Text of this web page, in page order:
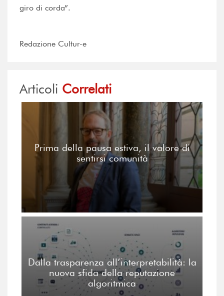
giro di corda”.
Redazione Cultur-e
Articoli Correlati
Prima della pausa estiva, il valore di
sentirsi comunità
Dalla trasparenza all’interpretabilità: la
nuova sfida della reputazione
algoritmica